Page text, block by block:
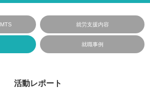
就労支援内容
就職事例
活動レポート